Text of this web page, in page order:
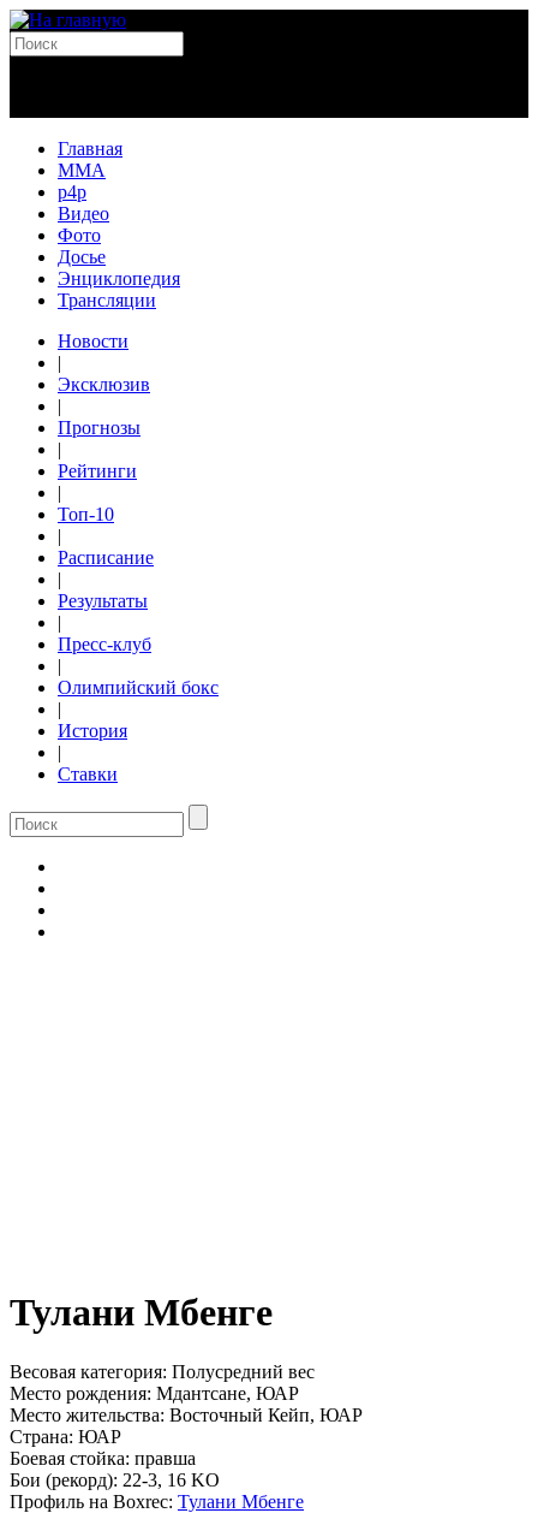
Главная
MMA
p4p
Видео
Фото
Досье
Энциклопедия
Трансляции
Новости
|
Эксклюзив
|
Прогнозы
|
Рейтинги
|
Топ-10
|
Расписание
|
Результаты
|
Пресс-клуб
|
Олимпийский бокс
|
История
|
Ставки
Тулани Мбенге
Весовая категория: Полусредний вес
Место рождения: Мдантсане, ЮАР
Место жительства: Восточный Кейп, ЮАР
Страна: ЮАР
Боевая стойка: правша
Бои (рекорд): 22-3, 16 KO
Профиль на Boxrec: Тулани Мбенге